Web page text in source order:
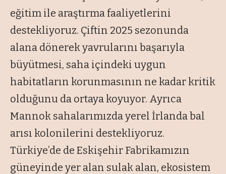
eğitim ile araştırma faaliyetlerini
destekliyoruz. Çiftin 2025 sezonunda
alana dönerek yavrularını başarıyla
büyütmesi, saha içindeki uygun
habitatların korunmasının ne kadar kritik
olduğunu da ortaya koyuyor. Ayrıca
Mannok sahalarımızda yerel İrlanda bal
arısı kolonilerini destekliyoruz.
Türkiye’de de Eskişehir Fabrikamızın
güneyinde yer alan sulak alan, ekosistem